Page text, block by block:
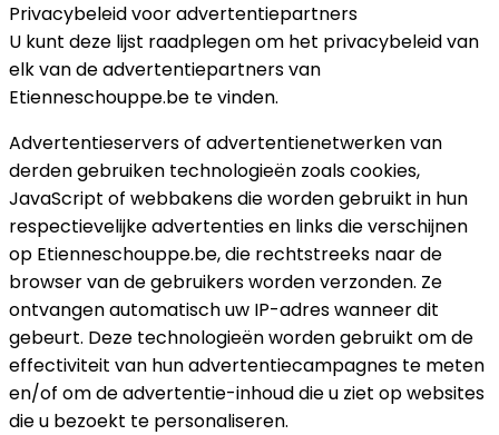
Privacybeleid voor advertentiepartners
U kunt deze lijst raadplegen om het privacybeleid van
elk van de advertentiepartners van
Etienneschouppe.be te vinden.
Advertentieservers of advertentienetwerken van
derden gebruiken technologieën zoals cookies,
JavaScript of webbakens die worden gebruikt in hun
respectievelijke advertenties en links die verschijnen
op Etienneschouppe.be, die rechtstreeks naar de
browser van de gebruikers worden verzonden. Ze
ontvangen automatisch uw IP-adres wanneer dit
gebeurt. Deze technologieën worden gebruikt om de
effectiviteit van hun advertentiecampagnes te meten
en/of om de advertentie-inhoud die u ziet op websites
die u bezoekt te personaliseren.